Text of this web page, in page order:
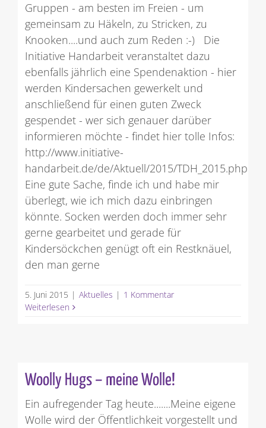
Gruppen - am besten im Freien - um
gemeinsam zu Häkeln, zu Stricken, zu
Knooken....und auch zum Reden :-) Die
Initiative Handarbeit veranstaltet dazu
ebenfalls jährlich eine Spendenaktion - hier
werden Kindersachen gewerkelt und
anschließend für einen guten Zweck
gespendet - wer sich genauer darüber
informieren möchte - findet hier tolle Infos:
http://www.initiative-
handarbeit.de/de/Aktuell/2015/TDH_2015.php
Eine gute Sache, finde ich und habe mir
überlegt, wie ich mich dazu einbringen
könnte. Socken werden doch immer sehr
gerne gearbeitet und gerade für
Kindersöckchen genügt oft ein Restknäuel,
den man gerne
5. Juni 2015 | Aktuelles | 1 Kommentar
Weiterlesen
Woolly Hugs – meine Wolle!
Ein aufregender Tag heute.......Meine eigene
Wolle wird der Öffentlichkeit vorgestellt und